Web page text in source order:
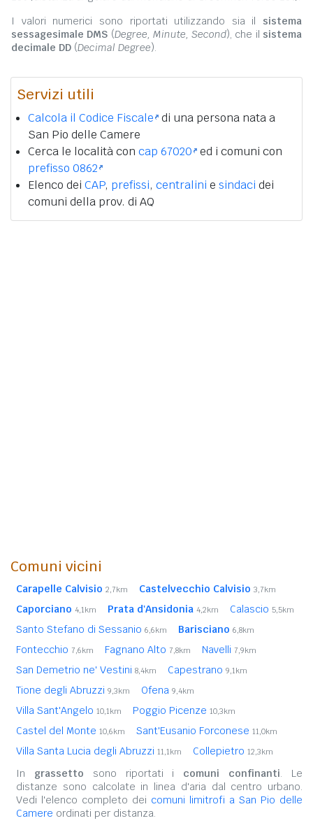
I valori numerici sono riportati utilizzando sia il sistema
sessagesimale DMS (Degree, Minute, Second), che il sistema
decimale DD (Decimal Degree).
Servizi utili
Calcola il Codice Fiscale di una persona nata a
San Pio delle Camere
Cerca le località con cap 67020 ed i comuni con
prefisso 0862
Elenco dei CAP, prefissi, centralini e sindaci dei
comuni della prov. di AQ
Comuni vicini
Carapelle Calvisio 2,7km Castelvecchio Calvisio 3,7km
Caporciano 4,1km Prata d'Ansidonia 4,2km Calascio 5,5km
Santo Stefano di Sessanio 6,6km Barisciano 6,8km
Fontecchio 7,6km Fagnano Alto 7,8km Navelli 7,9km
San Demetrio ne' Vestini 8,4km Capestrano 9,1km
Tione degli Abruzzi 9,3km Ofena 9,4km
Villa Sant'Angelo 10,1km Poggio Picenze 10,3km
Castel del Monte 10,6km Sant'Eusanio Forconese 11,0km
Villa Santa Lucia degli Abruzzi 11,1km Collepietro 12,3km
In grassetto sono riportati i comuni confinanti. Le
distanze sono calcolate in linea d'aria dal centro urbano.
Vedi l'elenco completo dei comuni limitrofi a San Pio delle
Camere ordinati per distanza.